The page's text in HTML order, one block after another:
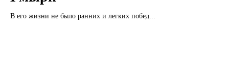
В его жизни не было ранних и легких побед...